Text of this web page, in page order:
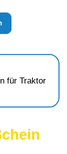
für Traktor